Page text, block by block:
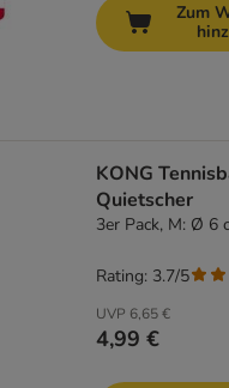
Zum
KONG
Quietscher
3er Pack, M: Ø 6
UVP 6,65 €
4,99 €
Rating: 3.7/5